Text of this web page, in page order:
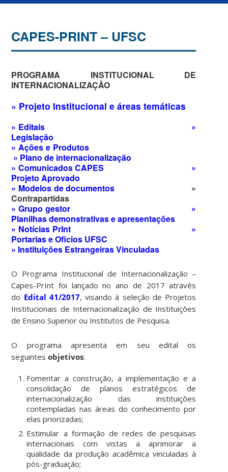
CAPES-PRINT – UFSC
PROGRAMA INSTITUCIONAL DE
INTERNACIONALIZAÇÃO
» Projeto Institucional e áreas temáticas
» Editais
»
Legislação
» Ações e Produtos
» Plano de internacionalização
» Comunicados CAPES
»
Projeto Aprovado
» Modelos de documentos
»
Contrapartidas
» Grupo gestor
»
Planilhas demonstrativas e apresentações
» Notícias PrInt
»
Portarias e Oficios UFSC
» Instituições Estrangeiras Vinculadas
O Programa Institucional de Internacionalização –
Capes-PrInt foi lançado no ano de 2017 através
do Edital 41/2017, visando à seleção de Projetos
Institucionais de Internacionalização de Instituições
de Ensino Superior ou Institutos de Pesquisa.
O programa apresenta em seu edital os
seguintesobjetivos:
Fomentar a construção, a implementação e a
consolidação de planos estratégicos de
internacionalização das instituições
contempladas nas áreas do conhecimento por
elas priorizadas;
Estimular a formação de redes de pesquisas
internacionais com vistas a aprimorar a
qualidade da produção acadêmica vinculadas à
pós-graduação;